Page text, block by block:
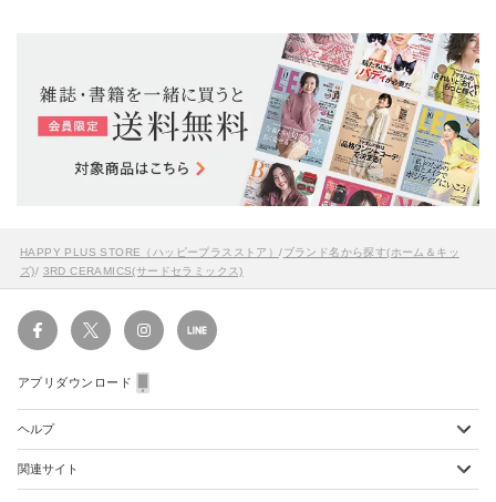
HAPPY PLUS STORE（ハッピープラスストア）/ブランド名から探す(ホーム＆キッ
ズ)/ 3RD CERAMICS(サードセラミックス)
アプリダウンロード
ヘルプ
ショッピングガイド
関連サイト